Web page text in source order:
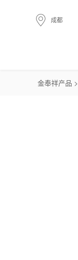
成都
金奉祥产品 >